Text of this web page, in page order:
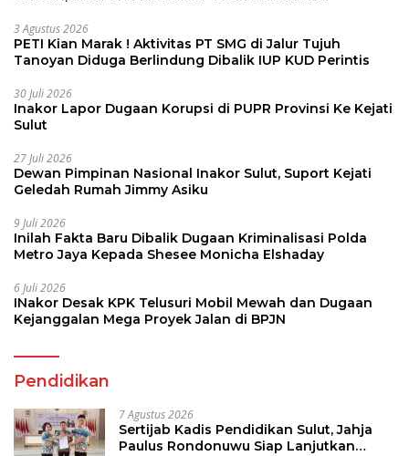
3 Agustus 2026
PETI Kian Marak ! Aktivitas PT SMG di Jalur Tujuh
Tanoyan Diduga Berlindung Dibalik IUP KUD Perintis
30 Juli 2026
Inakor Lapor Dugaan Korupsi di PUPR Provinsi Ke Kejati
Sulut
27 Juli 2026
Dewan Pimpinan Nasional Inakor Sulut, Suport Kejati
Geledah Rumah Jimmy Asiku
9 Juli 2026
Inilah Fakta Baru Dibalik Dugaan Kriminalisasi Polda
Metro Jaya Kepada Shesee Monicha Elshaday
6 Juli 2026
INakor Desak KPK Telusuri Mobil Mewah dan Dugaan
Kejanggalan Mega Proyek Jalan di BPJN
Pendidikan
7 Agustus 2026
Sertijab Kadis Pendidikan Sulut, Jahja
Paulus Rondonuwu Siap Lanjutkan